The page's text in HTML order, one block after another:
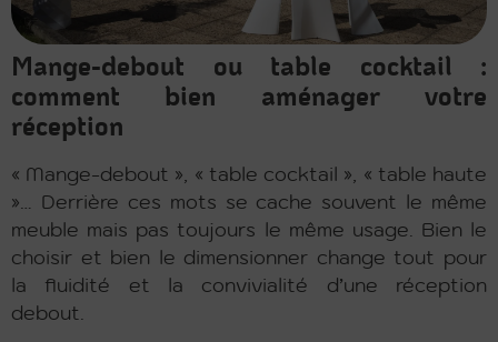
Mange-debout ou table cocktail :
comment bien aménager votre
réception
« Mange-debout », « table cocktail », « table haute
»… Derrière ces mots se cache souvent le même
meuble mais pas toujours le même usage. Bien le
choisir et bien le dimensionner change tout pour
la fluidité et la convivialité d’une réception
debout.